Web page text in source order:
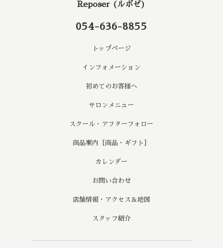
Reposer (ルポゼ)
054-636-8855
トップページ
インフォメーション
初めてのお客様へ
サロンメニュー
スクール・アフターフォロー
商品案内［商品・ギフト］
カレンダー
お問い合わせ
店舗情報・アクセス＆地図
スタッフ紹介